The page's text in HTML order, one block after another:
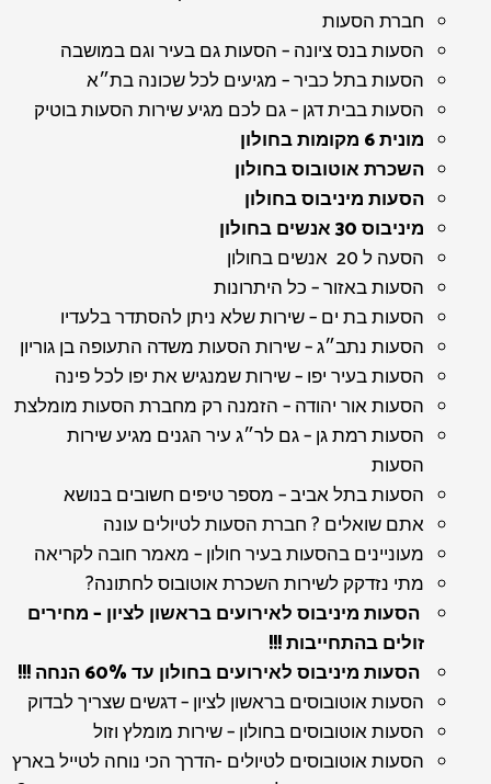
חברת הסעות
הסעות בנס ציונה – הסעות גם בעיר וגם במושבה
הסעות בתל כביר – מגיעים לכל שכונה בת״א
הסעות בבית דגן – גם לכם מגיע שירות הסעות בוטיק
מונית 6 מקומות בחולון
השכרת אוטובוס בחולון
הסעות מיניבוס בחולון
מיניבוס 30 אנשים בחולון
הסעה ל 20 אנשים בחולון
הסעות באזור – כל היתרונות
הסעות בת ים – שירות שלא ניתן להסתדר בלעדיו
הסעות נתב״ג – שירות הסעות משדה התעופה בן גוריון
הסעות בעיר יפו – שירות שמנגיש את יפו לכל פינה
הסעות אור יהודה – הזמנה רק מחברת הסעות מומלצת
הסעות רמת גן – גם לר״ג עיר הגנים מגיע שירות
הסעות
הסעות בתל אביב – מספר טיפים חשובים בנושא
אתם שואלים ? חברת הסעות לטיולים עונה
מעוניינים בהסעות בעיר חולון – מאמר חובה לקריאה
מתי נזדקק לשירות השכרת אוטובוס לחתונה?
הסעות מיניבוס לאירועים בראשון לציון – מחירים
זולים בהתחייבות !!!
הסעות מיניבוס לאירועים בחולון עד 60% הנחה !!!
הסעות אוטובוסים בראשון לציון – דגשים שצריך לבדוק
הסעות אוטובוסים בחולון – שירות מומלץ וזול
הסעות אוטובוסים לטיולים -הדרך הכי נוחה לטייל בארץ